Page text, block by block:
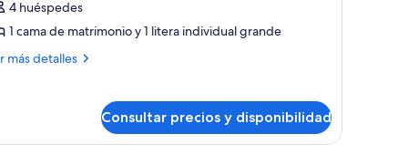
4 huéspedes
1 cama de matrimonio y 1 litera individual grande
más detalles
Consultar precios y disponibilidad